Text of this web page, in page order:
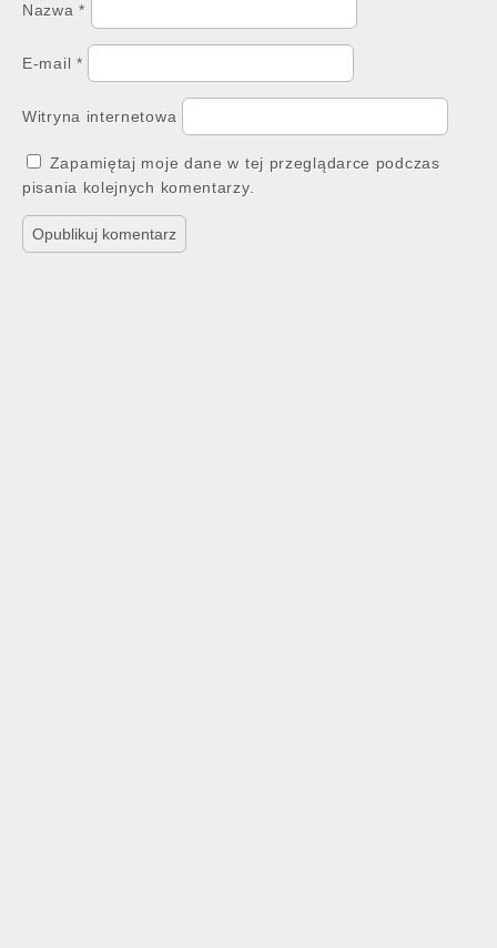
Nazwa*
E-mail *
Witryna internetowa
Zapamiętaj moje dane w tej przeglądarce podczas
pisania kolejnych komentarzy.